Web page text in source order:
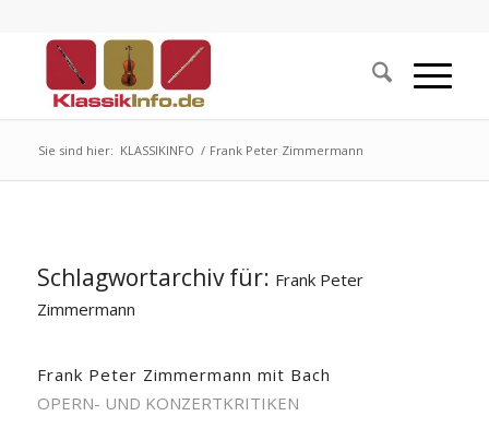
Sie sind hier: KLASSIKINFO / Frank Peter Zimmermann
Schlagwortarchiv für: Frank Peter
Zimmermann
Frank Peter Zimmermann mit Bach
OPERN- UND KONZERTKRITIKEN